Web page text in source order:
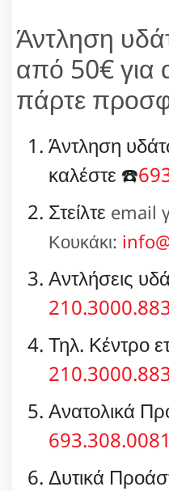
Άντληση
από 50€ για
πάρτε
Άντληση
καλέστε ☎️
Στείλτε email
Κουκάκι:
Αντλήσεις
Τηλ. Κέντρο
Ανατολικά
693.308.0081
Δυτικά